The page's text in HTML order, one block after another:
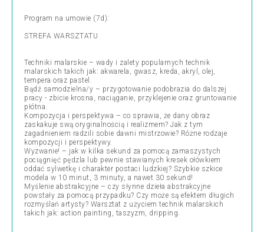
Program na umowie (7d):
STREFA WARSZTATU
Techniki malarskie – wady i zalety popularnych technik
malarskich takich jak: akwarela, gwasz, kreda, akryl, olej,
tempera oraz pastel.
Bądź samodzielna/y – przygotowanie podobrazia do dalszej
pracy - zbicie krosna, naciąganie, przyklejenie oraz gruntowanie
płótna.
Kompozycja i perspektywa – co sprawia, że dany obraz
zaskakuje swą oryginalnością i realizmem? Jak z tym
zagadnieniem radzili sobie dawni mistrzowie? Różne rodzaje
kompozycji i perspektywy.
Wyzwanie! – jak w kilka sekund za pomocą zamaszystych
pociągnięć pędzla lub pewnie stawianych kresek ołówkiem
oddać sylwetkę i charakter postaci ludzkiej? Szybkie szkice
modela w 10 minut, 3 minuty, a nawet 30 sekund!
Myślenie abstrakcyjne – czy słynne dzieła abstrakcyjne
powstały za pomocą przypadku? Czy może są efektem długich
rozmyślań artysty? Warsztat z użyciem technik malarskich
takich jak: action painting, taszyzm, dripping.